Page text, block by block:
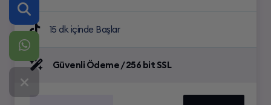
15 dk içinde Başlar
Güvenli Ödeme / 256 bit SSL